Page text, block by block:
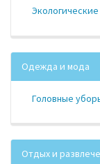
Одежда и мода
Головные
Отдых и